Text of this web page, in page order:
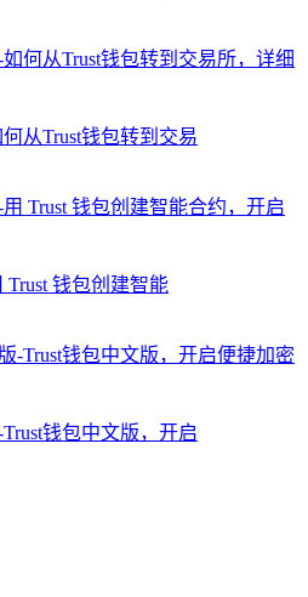
从Trust钱包转到交易
Trust 钱包创建智能
钱包中文版，开启